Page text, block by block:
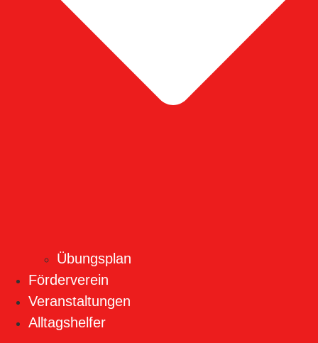
Übungsplan
Förderverein
Veranstaltungen
Alltagshelfer